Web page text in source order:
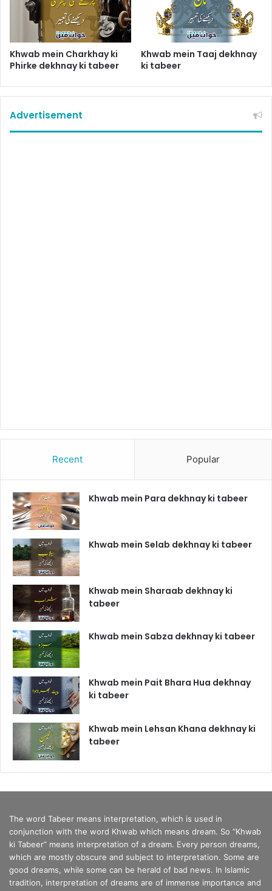
Khwab mein Charkhay ki
Phirke dekhnay ki tabeer
Khwab mein Taaj dekhnay
ki tabeer
Advertisement
Recent Popular
Khwab mein Para dekhnay ki tabeer
Khwab mein Selab dekhnay ki tabeer
Khwab mein Sharaab dekhnay ki
tabeer
Khwab mein Sabza dekhnay ki tabeer
Khwab mein Pait Bhara Hua dekhnay
ki tabeer
Khwab mein Lehsan Khana dekhnay ki
tabeer
The word Tabeer means interpretation, which is used in
conjunction with the word Khwab which means dream. So “Khwab
ki Tabeer” means interpretation of a dream. Every person dreams,
which are mostly obscure and subject to interpretation. Some are
good dreams, while some can be herald of bad news. In Islamic
tradition, interpretation of dreams are of immense importance and